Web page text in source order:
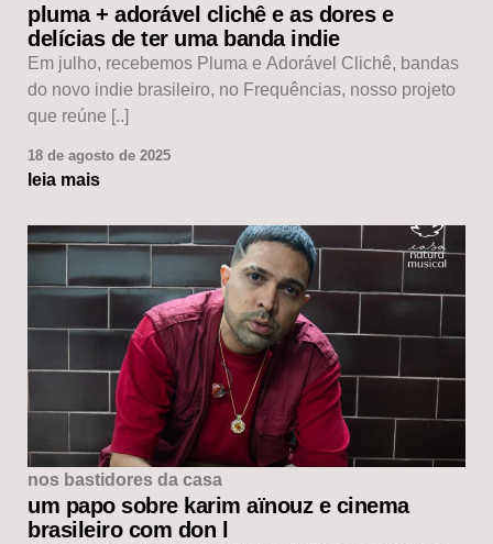
pluma + adorável clichê e as dores e
delícias de ter uma banda indie
Em julho, recebemos Pluma e Adorável Clichê, bandas
do novo indie brasileiro, no Frequências, nosso projeto
que reúne [..]
18 de agosto de 2025
leia mais
nos bastidores da casa
um papo sobre karim aïnouz e cinema
brasileiro com don l